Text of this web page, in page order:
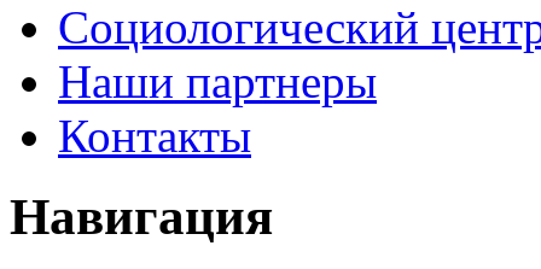
Социологический
Наши партнеры
Контакты
Навигация